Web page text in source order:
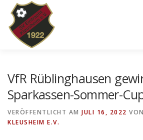
Inhalt
springen
VfR Rüblinghausen
Sparkassen-Sommer-
VERÖFFENTLICHT AM JULI 16, 2022 VON
KLEUSHEIM E.V.